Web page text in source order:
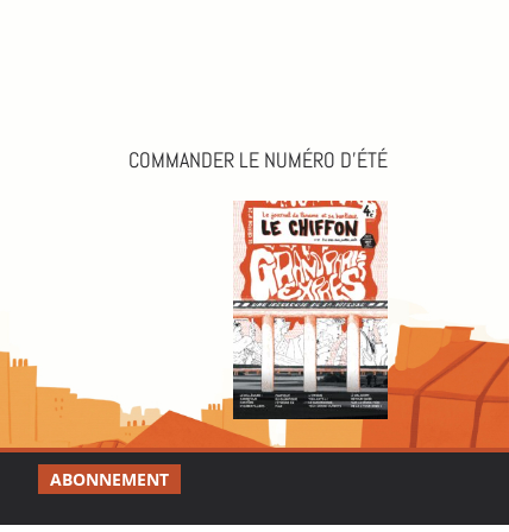
COMMANDER LE NUMÉRO D’ÉTÉ
ABONNEMENT